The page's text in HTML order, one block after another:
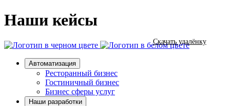
Скачать удалёнку
Наши кейсы
Автоматизация
Ресторанный бизнес
Гостиничный бизнес
Бизнес сферы услуг
Наши разработки